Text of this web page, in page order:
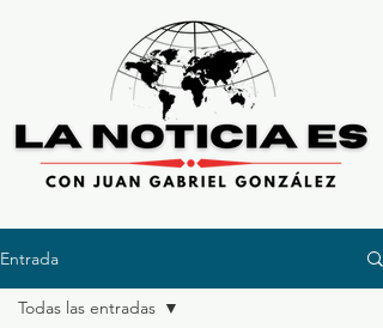
Entrada
Todas las entradas